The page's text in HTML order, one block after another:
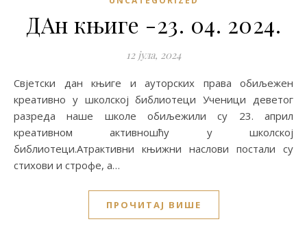
ДАн књиге -23. 04. 2024.
12 јула, 2024
Свјетски дан књиге и ауторских права обиљежен
креативно у школској библиотеци Ученици деветог
разреда наше школе обиљежили су 23. април
креативном активношћу у школској
библиотеци.Атрактивни књижни наслови постали су
стихови и строфе, а…
ПРОЧИТАЈ ВИШЕ